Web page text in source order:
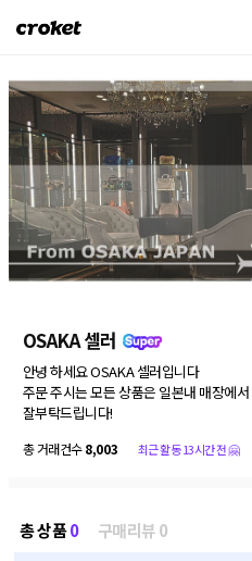
크
켓
OSAKA 셀러
안녕 하세요 OSAKA 셀러입니다
주문 주시는 모든 상품은 일본내 매장에
잘부탁드립니다!
총 거래건수8,003 최근 활동 13시간 전 🤗
총 상품0 구매리뷰 0